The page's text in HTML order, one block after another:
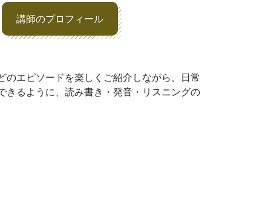
講師のプロフィール
のエピソードを楽しくご紹介しながら、日常
きるように、読み書き・発音・リスニングの